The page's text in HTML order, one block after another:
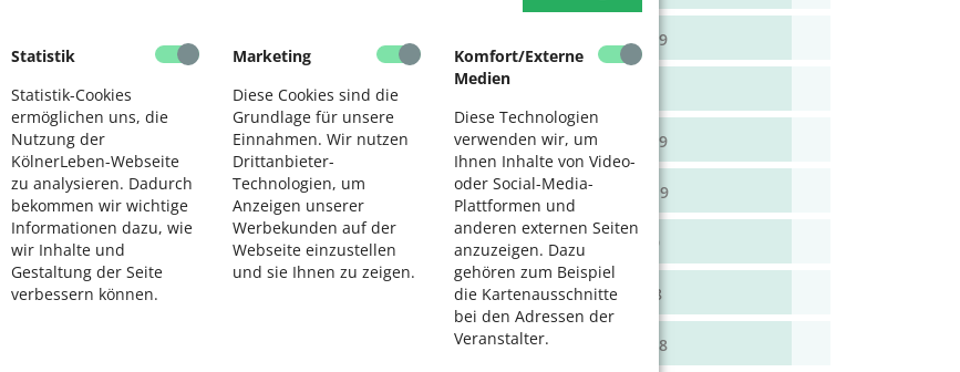
Statistik
Statistik-Cookies
ermöglichen uns, die
Nutzung der
KölnerLeben-Webseite
zu analysieren. Dadurch
bekommen wir wichtige
Informationen dazu, wie
wir Inhalte und
Gestaltung der Seite
verbessern können.
Marketing
Diese Cookies sind die
Grundlage für unsere
Einnahmen. Wir nutzen
Drittanbieter-
Technologien, um
Anzeigen unserer
Werbekunden auf der
Webseite einzustellen
und sie Ihnen zu zeigen.
Komfort/Externe
Medien
Diese Technologien
verwenden wir, um
Ihnen Inhalte von Video-
oder Social-Media-
Plattformen und
anderen externen Seiten
anzuzeigen. Dazu
gehören zum Beispiel
die Kartenausschnitte
bei den Adressen der
Veranstalter.
KölnerLeben Aug/Sept 2019
KölnerLeben Juni/Juli 2019
KölnerLeben April/Mai 2019
KölnerLeben Feb/März 2019
KölnerLeben Dez 18/Jan 19
KölnerLeben Okt/Nov 2018
KölnerLeben Aug/Sept 2018